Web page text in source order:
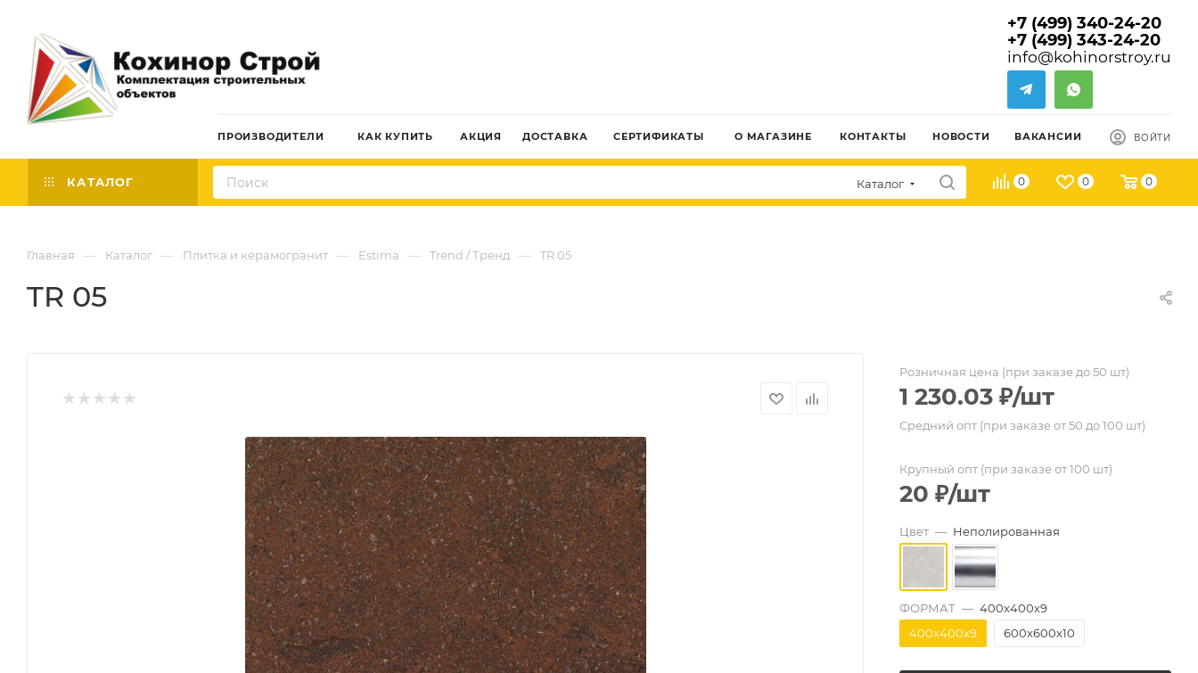
+7 (499) 340-24-20
+7 (499) 343-24-20
info@kohinorstroy.ru
ПРОИЗВОДИТЕЛИ КАК КУПИТЬ АКЦИЯ ДОСТАВКА СЕРТИФИКАТЫ О МАГАЗИНЕ КОНТАКТЫ НОВОСТИ ВАКАНСИИ ВОЙТИ
КАТАЛОГ Каталог 0 0 0
Главная — Каталог — Плитка и керамогранит — Estima — Trend / Тренд — TR 05
TR 05
Розничная цена (при заказе до 50 шт)
1 230.03 ₽/шт
Средний опт (при заказе от 50 до 100 шт)
Крупный опт (при заказе от 100 шт)
20 ₽/шт
Цвет — Неполированная
ФОРМАТ — 400х400х9
400х400х9
600х600х10